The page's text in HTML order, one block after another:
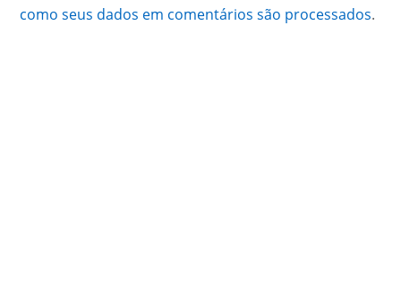
como seus dados em comentários são processados.